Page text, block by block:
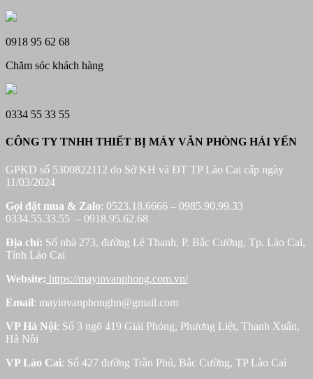
0918 95 62 68
Chăm sóc khách hàng
0334 55 33 55
CÔNG TY TNHH THIẾT BỊ MÁY VĂN PHÒNG HẢI YẾN
GPKD số 5300822112 do Sở KH và ĐT TP Lào Cai cấp ngày
11/03/2024
Gọi đặt mua & Zalo: 0523.18.6666 – 0985.90.99.33
0334.55.33.55 – 0918.95.62.68
Địa chỉ: Số nhà 273, đường Lê Thanh, P. Bắc Cường, Tp. Lào Cai,
Tỉnh Lào Cai
Website: https://mayinvanphong.com.vn/
Email: mayinvanphonghn@gmail.com
VP Hà Nội: Số 3 ngõ 419 Giải Phóng, Phương Liệt, Thanh Xuân,
Hà Nôi
VP Lào Cai: Số 427 đường Trần Phú, Bắc Cường, TP Lào Cai